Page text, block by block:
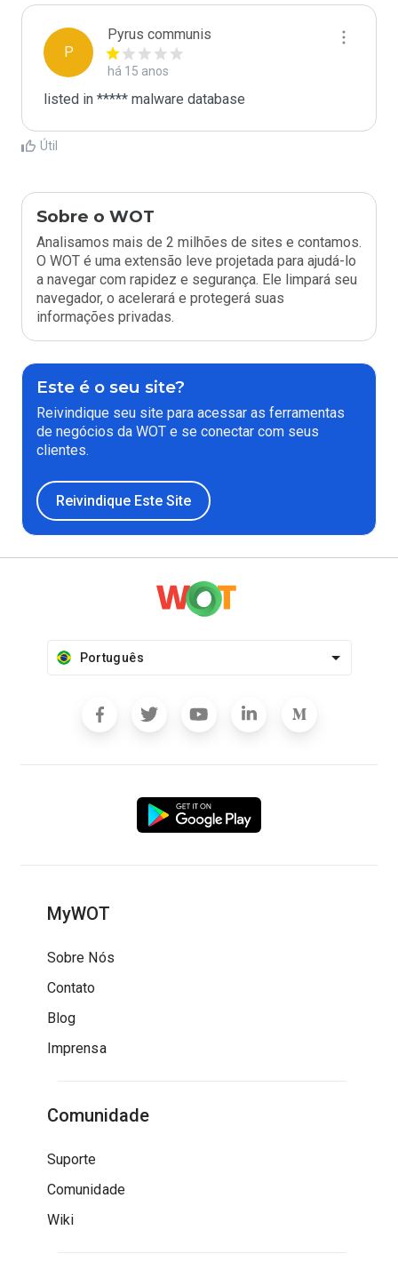
P
Pyrus communis
há 15 anos
listed in ***** malware database
Útil
Sobre o WOT
Analisamos mais de 2 milhões de sites e contamos.
O WOT é uma extensão leve projetada para ajudá-lo
a navegar com rapidez e segurança. Ele limpará seu
navegador, o acelerará e protegerá suas
informações privadas.
Este é o seu site?
Reivindique seu site para acessar as ferramentas
de negócios da WOT e se conectar com seus
clientes.
Reivindique Este Site
Português
MyWOT
Sobre Nós
Contato
Blog
Imprensa
Comunidade
Suporte
Comunidade
Wiki